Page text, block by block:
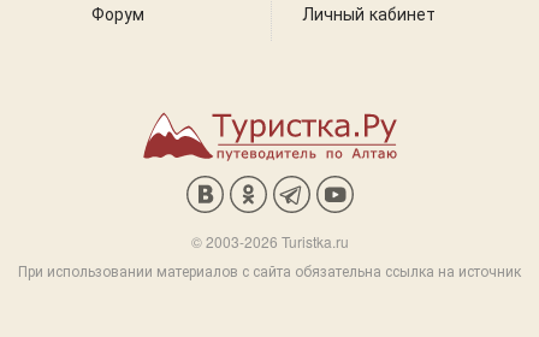
Форум
Личный кабинет
© 2003-2026 Turistka.ru
При использовании материалов с сайта обязательна ссылка на источник